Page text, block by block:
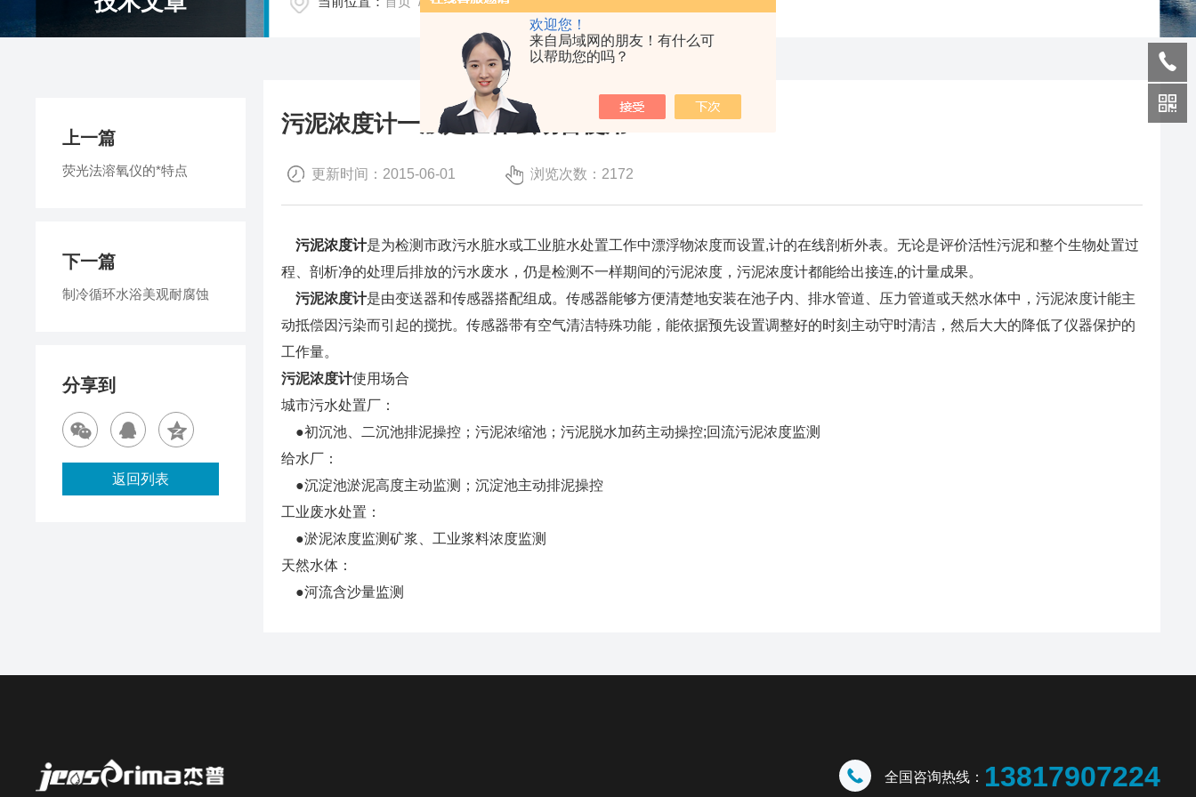
欢迎您！
来自局域网的朋友！有什么可
以帮助您的吗？
污泥浓度计一般是在什么场合使用
更新时间：2015-06-01 浏览次数：2172
污泥浓度计是为检测市政污水脏水或工业脏水处置工作中漂浮物浓度而设置,计的在线剖析外表。无论是评价活性污泥和整个生物处置过
程、剖析净的处理后排放的污水废水，仍是检测不一样期间的污泥浓度，污泥浓度计都能给出接连,的计量成果。
污泥浓度计是由变送器和传感器搭配组成。传感器能够方便清楚地安装在池子内、排水管道、压力管道或天然水体中，污泥浓度计能主
动抵偿因污染而引起的搅扰。传感器带有空气清洁特殊功能，能依据预先设置调整好的时刻主动守时清洁，然后大大的降低了仪器保护的
工作量。
污泥浓度计使用场合
城市污水处置厂：
●初沉池、二沉池排泥操控；污泥浓缩池；污泥脱水加药主动操控;回流污泥浓度监测
给水厂：
●沉淀池淤泥高度主动监测；沉淀池主动排泥操控
工业废水处置：
●淤泥浓度监测矿浆、工业浆料浓度监测
天然水体：
●河流含沙量监测
上一篇
荧光法溶氧仪的*特点
下一篇
制冷循环水浴美观耐腐蚀
分享到
返回列表
全国咨询热线： 13817907224